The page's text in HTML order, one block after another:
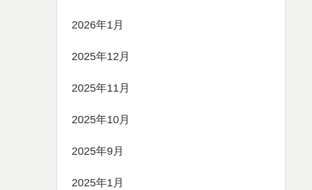
2026年1月
2025年12月
2025年11月
2025年10月
2025年9月
2025年1月